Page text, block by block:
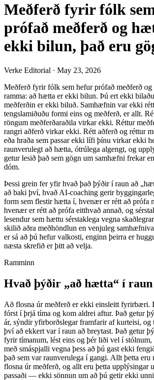
Meðferð fyrir fólk
prófað meðferð og
ekki bilun, það eru
Verke Editorial · May 23, 2026
Meðferð fyrir fólk sem hefur prófað meðferð
ramma: að hætta er ekki bilun. Þú ert ekki
meðferðin er ekki biluð. Samhæfnin var ekki
tengslamiðuðu formi eins og meðferð, er allt.
röngum meðferðaraðila virkar ekki. Réttur
rangri aðferð virkar ekki. Rétt aðferð og réttur
eða hraða sem passar ekki lífi þínu virkar ekki
raunverulegt að hætta, ótrúlega algengt, og
getur lesið það sem gögn um samhæfni frekar
dóm.
Þessi grein fer yfir hvað það þýðir í raun að
að baki því, hvað AI-coaching gerir
form sem flestir hætta í, hvenær er rétt að prófa
hvenær er rétt að prófa eitthvað annað, og
lesendur sem hættu sérstaklega vegna
skilið aðra meðhöndlun en venjuleg
er sá að þú hefur valkosti, enginn þeirra er
næsta skrefið er þitt að velja.
Ramminn
Hvað þýðir „að hætta“ í raun
Að flosna úr meðferð er ekki einsleitt fyrirbæri.
fórst í þrjá tíma og kom aldrei aftur. Það getur
ár, sýndir yfirborðslegar framfarir af kurteisi, og
því að ekkert var í raun að breytast. Það getur
fyrir tímanum, lést eins og þér liði vel í stólnum,
með smáspjalli vegna þess að þú gast ekki
það sem var raunverulega í gangi. Allt þetta
flosna úr meðferð, og allt eru þetta upplýsingar
passaði — ekki sönnun um að þú getir ekki